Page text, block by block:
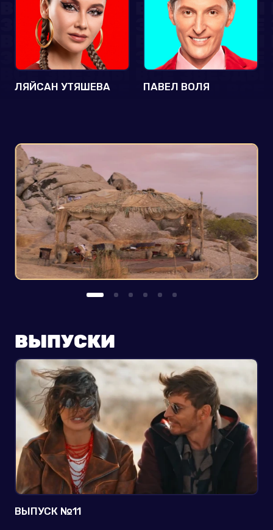
ЛЯЙСАН УТЯШЕВА ПАВЕЛ ВОЛЯ
ВЫПУСКИ
ВЫПУСК №11